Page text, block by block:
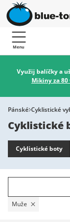
Menu
Využij balíčky a
Mikiny za 80
Pánské Cyklistické
Cyklistické
Cyklistické boty
Muže